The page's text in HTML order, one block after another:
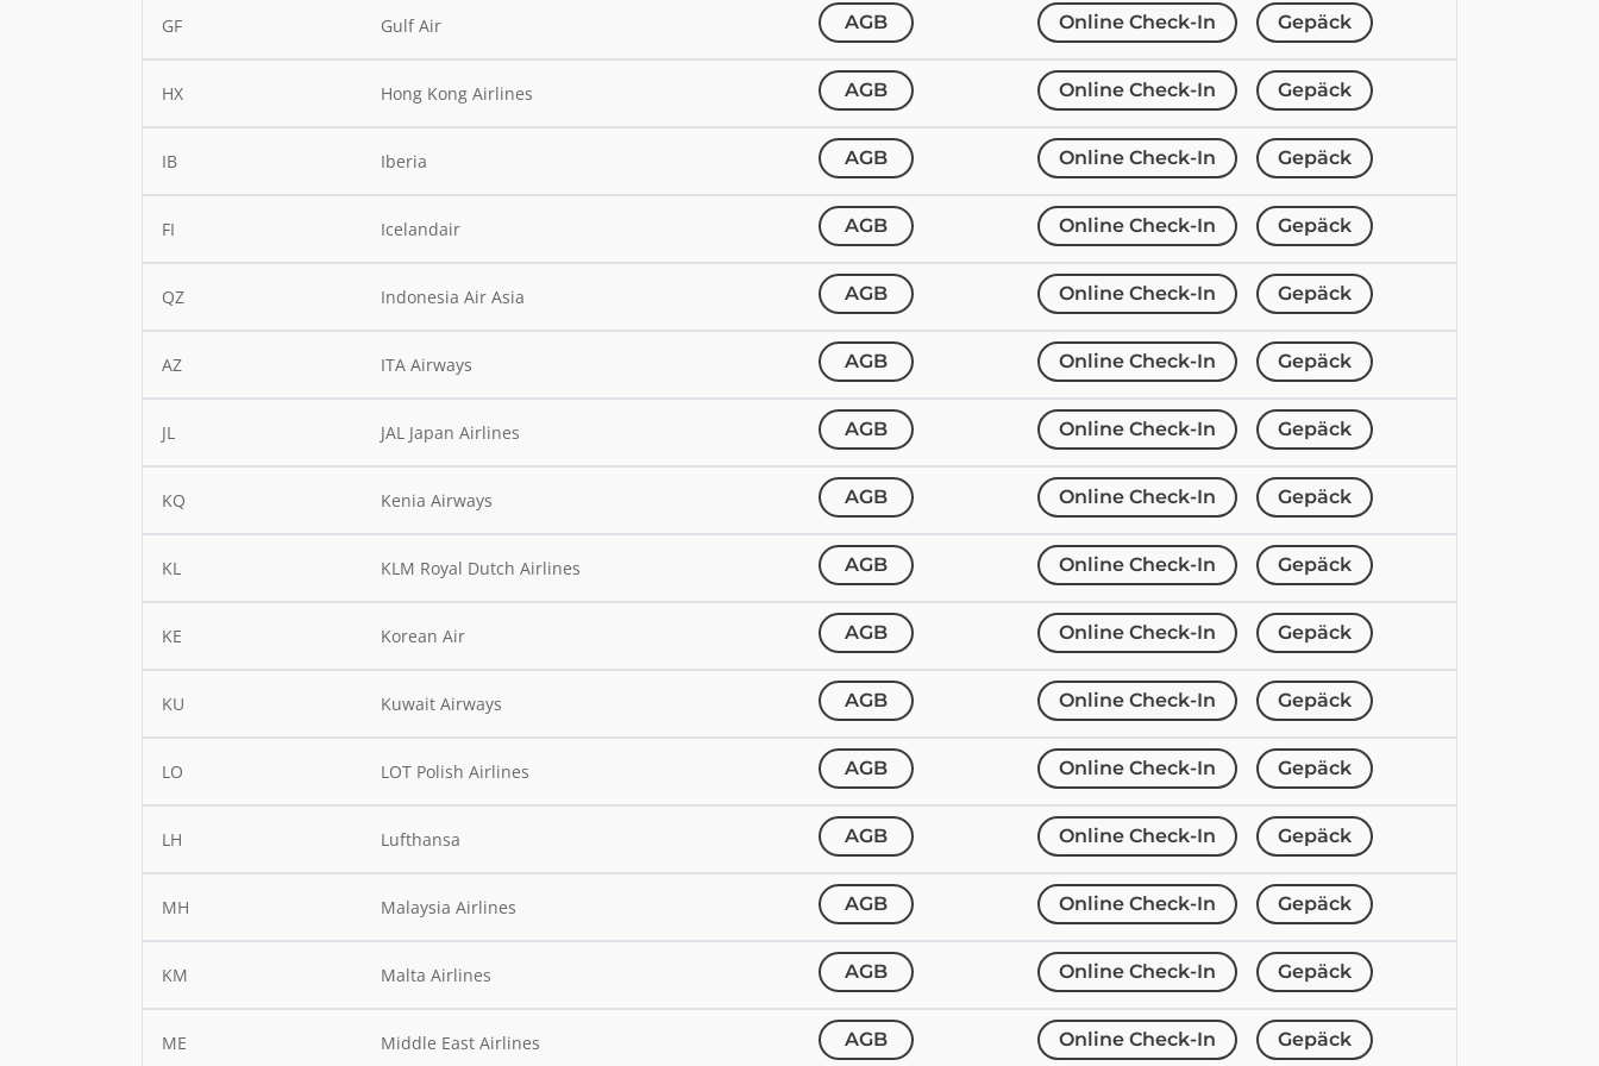
GF Gulf Air AGB Online Check-In Gepäck
HX Hong Kong Airlines AGB Online Check-In Gepäck
IB Iberia AGB Online Check-In Gepäck
FI Icelandair AGB Online Check-In Gepäck
QZ Indonesia Air Asia AGB Online Check-In Gepäck
AZ ITA Airways AGB Online Check-In Gepäck
JL JAL Japan Airlines AGB Online Check-In Gepäck
KQ Kenia Airways AGB Online Check-In Gepäck
KL KLM Royal Dutch Airlines AGB Online Check-In Gepäck
KE Korean Air AGB Online Check-In Gepäck
KU Kuwait Airways AGB Online Check-In Gepäck
LO LOT Polish Airlines AGB Online Check-In Gepäck
LH Lufthansa AGB Online Check-In Gepäck
MH Malaysia Airlines AGB Online Check-In Gepäck
KM Malta Airlines AGB Online Check-In Gepäck
ME Middle East Airlines AGB Online Check-In Gepäck